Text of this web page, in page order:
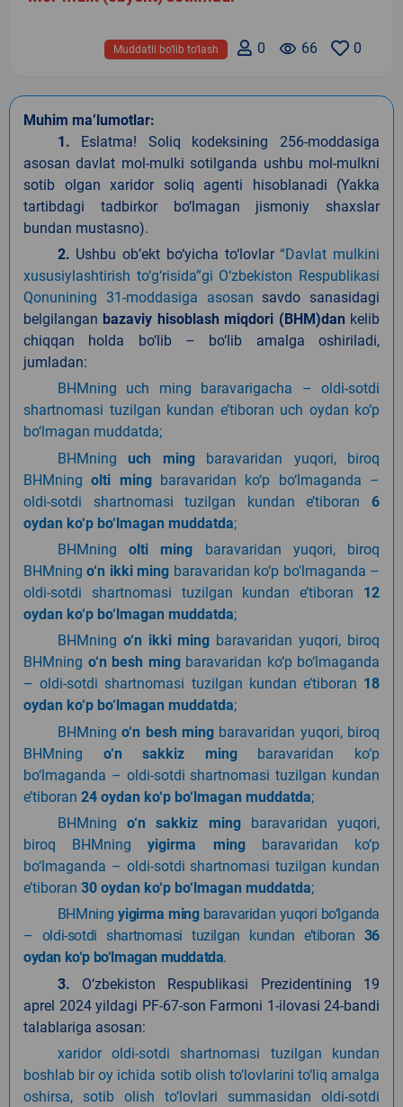
0
remove_red_eye 66
0
Muddatli bo‘lib to‘lash
Muhim ma’lumotlar:
1.
Eslatma! Soliq kodeksining 256-moddasiga
asosan davlat mol-mulki sotilganda ushbu mol-mulkni
sotib olgan xaridor soliq agenti hisoblanadi (Yakka
tartibdagi tadbirkor bo‘lmagan jismoniy shaxslar
bundan mustasno).
2. Ushbu ob’ekt bo‘yicha to‘lovlar“Davlat mulkini
xususiylashtirish to‘g‘risida”gi O‘zbekiston Respublikasi
Qonunining 31-moddasiga asosan savdo sanasidagi
belgilangan bazaviy hisoblash miqdori (BHM)dan kelib
chiqqan holda
bo‘lib– bo‘lib amalga oshiriladi,
jumladan:
BHMning uch ming baravarigacha – oldi-sotdi
shartnomasi tuzilgan kundan e’tiboran uch oydan ko‘p
bo‘lmagan muddatda;
BHMninguch mingbaravaridan yuqori, biroq
BHMningolti mingbaravaridan ko‘p bo‘lmaganda –
oldi-sotdi shartnomasi tuzilgan kundan e’tiboran 6
oydan ko‘p bo‘lmagan muddatda;
BHMningolti ming baravaridan yuqori, biroq
BHMningo‘n ikki ming baravaridan ko‘p bo‘lmaganda –
oldi-sotdi shartnomasi tuzilgan kundan e’tiboran 12
oydan ko‘p bo‘lmagan muddatda;
BHMning o‘n ikki ming baravaridan yuqori, biroq
BHMning o‘n besh mingbaravaridan ko‘p bo‘lmaganda
– oldi-sotdi shartnomasi tuzilgan kundan e’tiboran 18
oydan ko‘p bo‘lmagan muddatda;
BHMningo‘n besh mingbaravaridan yuqori, biroq
BHMning o‘n sakkiz mingbaravaridan ko‘p
bo‘lmaganda – oldi-sotdi shartnomasi tuzilgan kundan
e’tiboran 24 oydan ko‘p bo‘lmagan muddatda;
BHMningo‘n sakkiz mingbaravaridan yuqori,
biroq BHMningyigirma mingbaravaridan ko‘p
bo‘lmaganda – oldi-sotdi shartnomasi tuzilgan kundan
e’tiboran 30 oydan ko‘p bo‘lmagan muddatda;
BHMningyigirma mingbaravaridan yuqori bo‘lganda
– oldi-sotdi shartnomasi tuzilgan kundan e’tiboran 36
oydan ko‘p bo‘lmagan muddatda.
3.
O‘zbekiston Respublikasi Prezidentining 19
aprel 2024 yildagi PF-67-son Farmoni 1-ilovasi 24-bandi
talablariga asosan:
xaridor oldi-sotdi shartnomasi tuzilgan kundan
boshlab bir oy ichida sotib olish to‘lovlarini to‘liq amalga
oshirsa, sotib olish to‘lovlari summasidan oldi-sotdi